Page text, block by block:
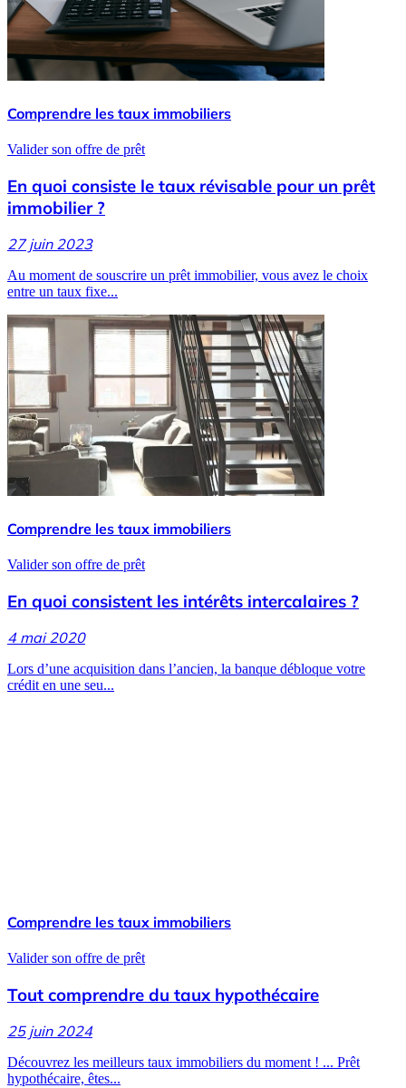
Comprendre les taux immobiliers
Valider son offre de prêt
En quoi consiste le taux révisable pour un prêt
immobilier ?
27 juin 2023
Au moment de souscrire un prêt immobilier, vous avez le choix
entre un taux fixe...
Comprendre les taux immobiliers
Valider son offre de prêt
En quoi consistent les intérêts intercalaires ?
4 mai 2020
Lors d’une acquisition dans l’ancien, la banque débloque votre
crédit en une seu...
Comprendre les taux immobiliers
Valider son offre de prêt
Tout comprendre du taux hypothécaire
25 juin 2024
Découvrez les meilleurs taux immobiliers du moment ! ... Prêt
hypothécaire, êtes...